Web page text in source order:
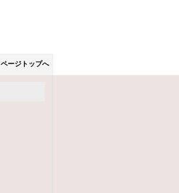
ページトップへ